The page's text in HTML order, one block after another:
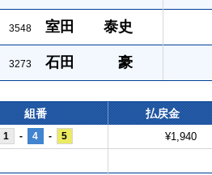
3548 室田 泰史
3273 石田 豪
組番 払戻金
1 - 4 - 5 ¥1,940